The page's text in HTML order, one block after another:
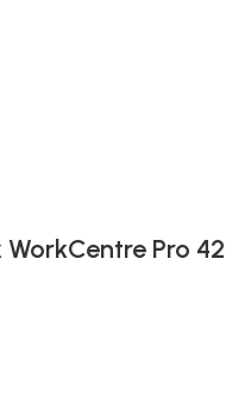
WorkCentre Pro